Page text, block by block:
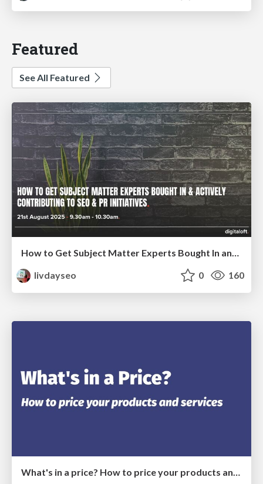
Featured
See All Featured
How to Get Subject Matter Experts Bought In and Actively Contributing to SEO & PR Initiatives.
livdayseo
0 160
What's in a price? How to price your products and services